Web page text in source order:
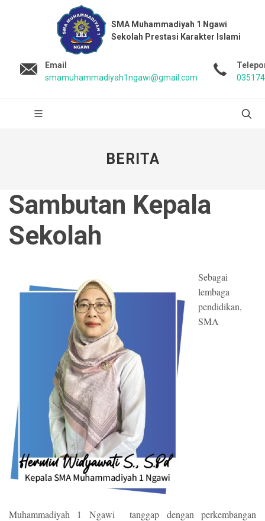
SMA Muhammadiyah 1 Ngawi
Sekolah Prestasi Karakter Islami
Email
smamuhammadiyah1ngawi@gmail.com
BERITA
Sambutan Kepala
Sekolah
Sebagai
lembaga
pendidikan,
SMA
Muhammadiyah 1 Ngawi tanggap dengan perkembangan